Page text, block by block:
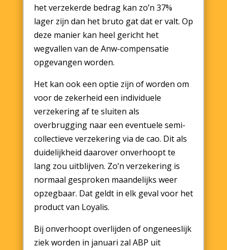
het verzekerde bedrag kan zo’n 37%
lager zijn dan het bruto gat dat er valt. Op
deze manier kan heel gericht het
wegvallen van de Anw-compensatie
opgevangen worden.
Het kan ook een optie zijn of worden om
voor de zekerheid een individuele
verzekering af te sluiten als
overbrugging naar een eventuele semi-
collectieve verzekering via de cao. Dit als
duidelijkheid daarover onverhoopt te
lang zou uitblijven. Zo’n verzekering is
normaal gesproken maandelijks weer
opzegbaar. Dat geldt in elk geval voor het
product van Loyalis.
Bij onverhoopt overlijden of ongeneeslijk
ziek worden in januari zal ABP uit